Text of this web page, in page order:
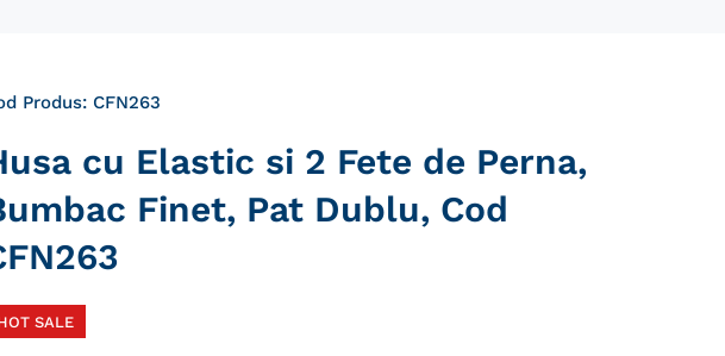
Produs: CFN263
cu Elastic si 2 Fete de Perna,
Finet, Pat Dublu, Cod
SALE